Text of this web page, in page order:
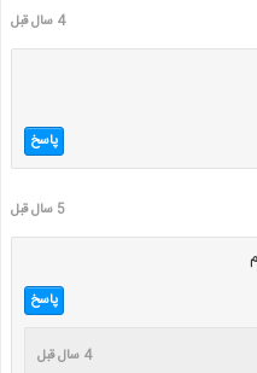
4 سال قبل
پاسخ
5 سال قبل
پاسخ
4 سال قبل